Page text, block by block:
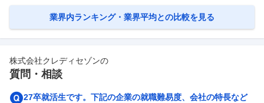
業界内ランキング・業界平均との比較を見る
株式会社クレディセゾンの
質問・相談
27卒就活生です。下記の企業の就職難易度、会社の特長など